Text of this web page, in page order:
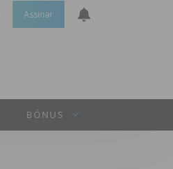
Assinar
BÓNUS